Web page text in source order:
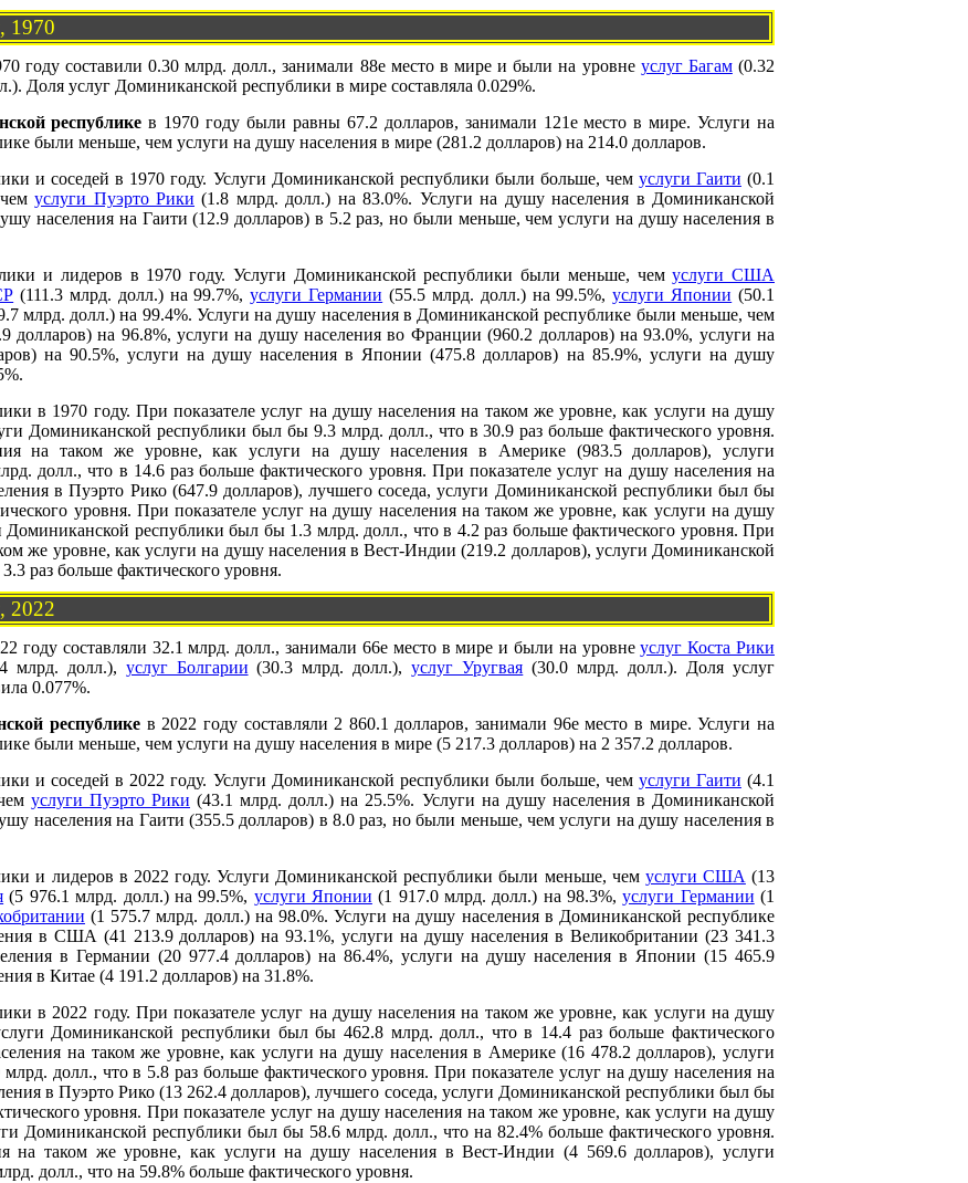
1970
году составили 0.30 млрд. долл., занимали 88е место в мире и были на уровне услуг Багам(0.32
Доля услуг Доминиканской республики в мире составляла 0.029%.
республике в 1970 году были равны 67.2 долларов, занимали 121е место в мире. Услуги на
были меньше, чем услуги на душу населения в мире (281.2 долларов) на 214.0 долларов.
и соседей в 1970 году. Услуги Доминиканской республики были больше, чем услуги Гаити (0.1
чемуслуги Пуэрто Рики (1.8 млрд. долл.) на 83.0%. Услуги на душу населения в Доминиканской
населения на Гаити (12.9 долларов) в 5.2 раз, но были меньше, чем услуги на душу населения в
и лидеров в 1970 году. Услуги Доминиканской республики были меньше, чемуслуги США
(111.3 млрд. долл.) на 99.7%,услуги Германии (55.5 млрд. долл.) на 99.5%,услуги Японии (50.1
млрд. долл.) на 99.4%. Услуги на душу населения в Доминиканской республике были меньше, чем
на 96.8%, услуги на душу населения во Франции (960.2 долларов) на 93.0%, услуги на
на 90.5%, услуги на душу населения в Японии (475.8 долларов) на 85.9%, услуги на душу
в 1970 году. При показателе услуг на душу населения на таком же уровне, как услуги на душу
Доминиканской республики был бы 9.3 млрд. долл., что в 30.9 раз больше фактического уровня.
на таком же уровне, как услуги на душу населения в Америке (983.5 долларов), услуги
долл., что в 14.6 раз больше фактического уровня. При показателе услуг на душу населения на
в Пуэрто Рико (647.9 долларов), лучшего соседа, услуги Доминиканской республики был бы
уровня. При показателе услуг на душу населения на таком же уровне, как услуги на душу
Доминиканской республики был бы 1.3 млрд. долл., что в 4.2 раз больше фактического уровня. При
же уровне, как услуги на душу населения в Вест-Индии (219.2 долларов), услуги Доминиканской
раз больше фактического уровня.
2022
году составляли 32.1 млрд. долл., занимали 66е место в мире и были на уровнеуслуг Коста Рики
млрд. долл.), услуг Болгарии (30.3 млрд. долл.),услуг Уругвая (30.0 млрд. долл.). Доля услуг
0.077%.
республикев 2022 году составляли 2 860.1 долларов, занимали 96е место в мире. Услуги на
были меньше, чем услуги на душу населения в мире (5 217.3 долларов) на 2 357.2 долларов.
и соседей в 2022 году. Услуги Доминиканской республики были больше, чем услуги Гаити (4.1
услуги Пуэрто Рики (43.1 млрд. долл.) на 25.5%. Услуги на душу населения в Доминиканской
населения на Гаити (355.5 долларов) в 8.0 раз, но были меньше, чем услуги на душу населения в
и лидеров в 2022 году. Услуги Доминиканской республики были меньше, чем услуги США (13
(5 976.1 млрд. долл.) на 99.5%, услуги Японии (1 917.0 млрд. долл.) на 98.3%,услуги Германии (1
(1 575.7 млрд. долл.) на 98.0%. Услуги на душу населения в Доминиканской республике
в США (41 213.9 долларов) на 93.1%, услуги на душу населения в Великобритании (23 341.3
в Германии (20 977.4 долларов) на 86.4%, услуги на душу населения в Японии (15 465.9
в Китае (4 191.2 долларов) на 31.8%.
в 2022 году. При показателе услуг на душу населения на таком же уровне, как услуги на душу
Доминиканской республики был бы 462.8 млрд. долл., что в 14.4 раз больше фактического
на таком же уровне, как услуги на душу населения в Америке (16 478.2 долларов), услуги
долл., что в 5.8 раз больше фактического уровня. При показателе услуг на душу населения на
в Пуэрто Рико (13 262.4 долларов), лучшего соседа, услуги Доминиканской республики был бы
уровня. При показателе услуг на душу населения на таком же уровне, как услуги на душу
Доминиканской республики был бы 58.6 млрд. долл., что на 82.4% больше фактического уровня.
на таком же уровне, как услуги на душу населения в Вест-Индии (4 569.6 долларов), услуги
долл., что на 59.8% больше фактического уровня.